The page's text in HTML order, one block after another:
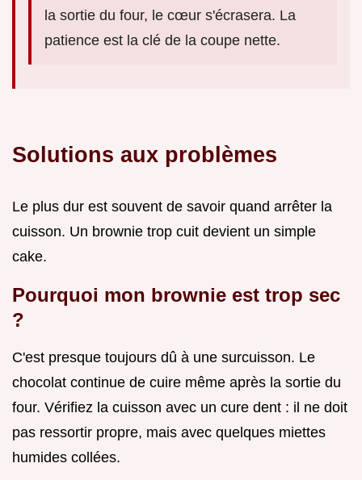
la sortie du four, le cœur s'écrasera. La
patience est la clé de la coupe nette.
Solutions aux problèmes
Le plus dur est souvent de savoir quand arrêter la
cuisson. Un brownie trop cuit devient un simple
cake.
Pourquoi mon brownie est trop sec
?
C'est presque toujours dû à une surcuisson. Le
chocolat continue de cuire même après la sortie du
four. Vérifiez la cuisson avec un cure dent : il ne doit
pas ressortir propre, mais avec quelques miettes
humides collées.